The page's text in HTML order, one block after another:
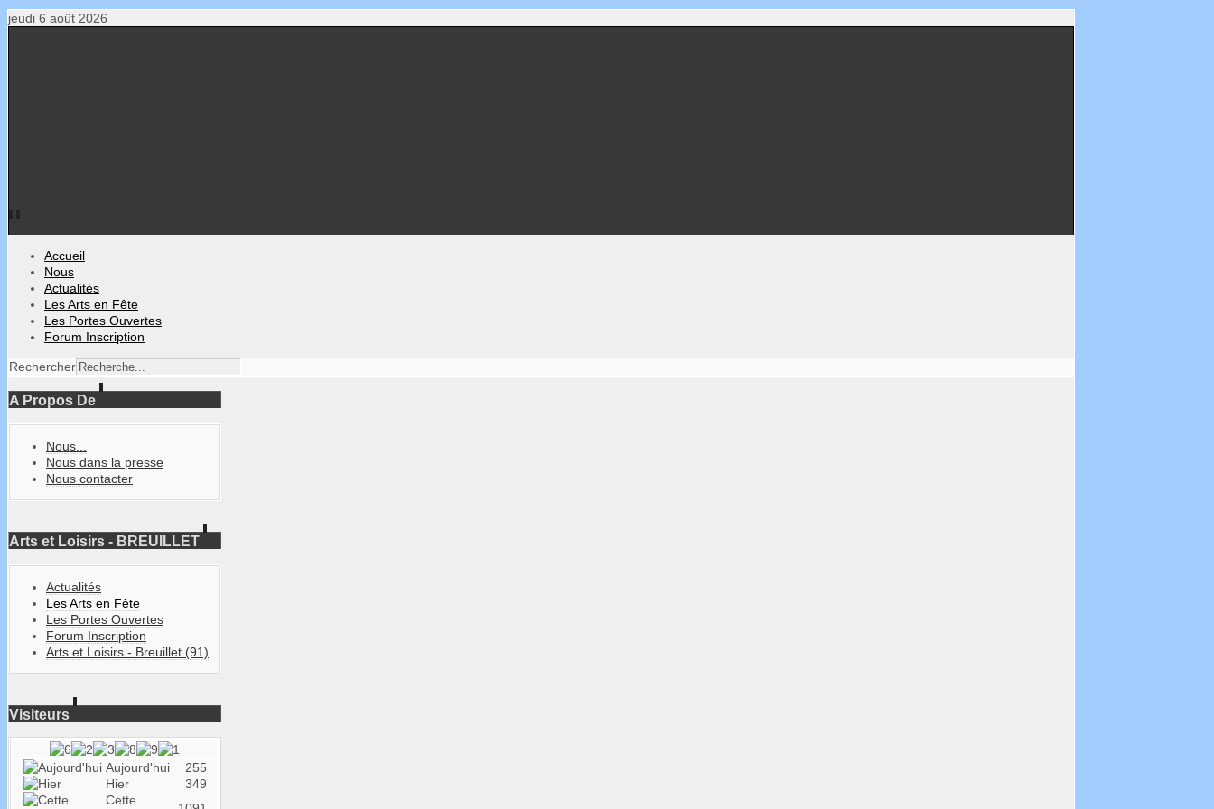
jeudi 6 août 2026
Accueil
Nous
Actualités
Les Arts en Fête
Les Portes Ouvertes
Forum Inscription
Rechercher
A Propos De
Nous...
Nous dans la presse
Nous contacter
Arts et Loisirs - BREUILLET
Actualités
Les Arts en Fête
Les Portes Ouvertes
Forum Inscription
Arts et Loisirs - Breuillet (91)
Visiteurs
Aujourd'hui
255
Hier
349
Cette